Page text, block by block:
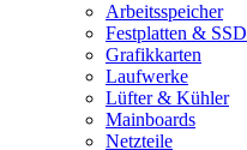
Arbeitsspeicher
Festplatten & SSD
Grafikkarten
Laufwerke
Lüfter & Kühler
Mainboards
Netzteile